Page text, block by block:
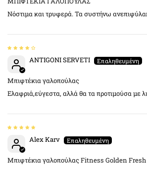
Νόστιμα και τρυφερά. Τα συστήνω
ANTIGONI SERVETI
Μπιφτέκια γαλοπούλας
Ελαφριά,εύγεστα, αλλά θα τα προτιμούσα με
Alex Karv
Μπιφτέκια γαλοπούλας Fitness Golden Fresh